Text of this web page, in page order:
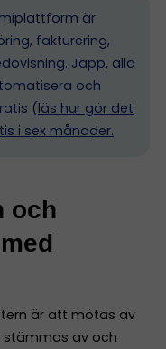
är
fakturering,
Japp, alla
och
(läs hur gör det
i sex månader.
och
är att mötas av
stämmas av och